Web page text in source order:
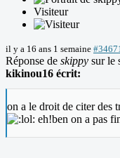
Visiteur
il y a 16 ans 1 semaine
Réponse de skippy sur le
kikinou16 écrit:
on a le droit de citer des
eh!ben on a pas